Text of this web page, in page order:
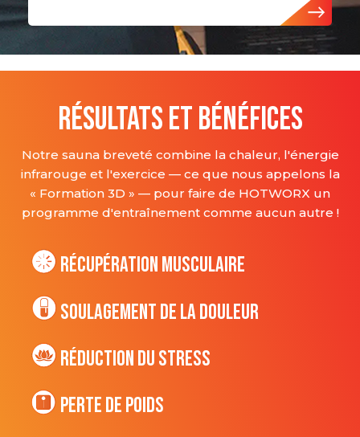
RÉSULTATS ET BÉNÉFICES
Notre sauna breveté combine la chaleur, l'énergie
infrarouge et l'exercice — ce que nous appelons la
« Formation 3D » — pour faire de HOTWORX un
programme d'entraînement comme aucun autre !
Récupération musculaire
Soulagement de la douleur
Réduction du stress
Perte de poids